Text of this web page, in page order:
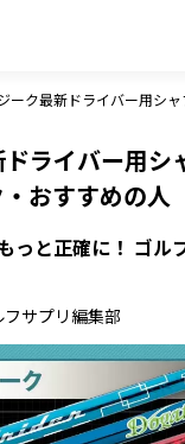
ライバー用シ
おすすめの人
っと正確に！ ゴル
フサプリ編集部